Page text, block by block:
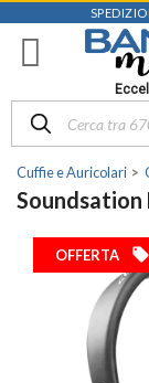
Cuffie e Auricolari
Soundsation
OFFERTA local_offer